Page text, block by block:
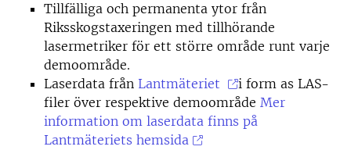
Tillfälliga och permanenta ytor från
Riksskogstaxeringen med tillhörande
lasermetriker för ett större område runt varje
demoområde.
Laserdata från Lantmäteriet
i form as LAS-
filer över respektive demoområde Mer
information om laserdata finns på
Lantmäteriets hemsida